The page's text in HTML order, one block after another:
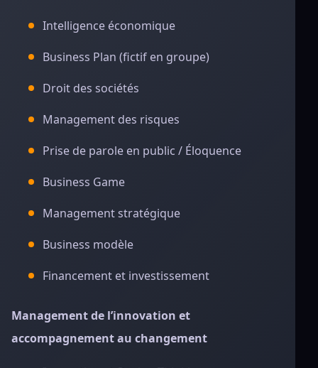
Intelligence économique
Business Plan (fictif en groupe)
Droit des sociétés
Management des risques
Prise de parole en public / Éloquence
Business Game
Management stratégique
Business modèle
Financement et investissement
Management de l’innovation et
accompagnement au changement